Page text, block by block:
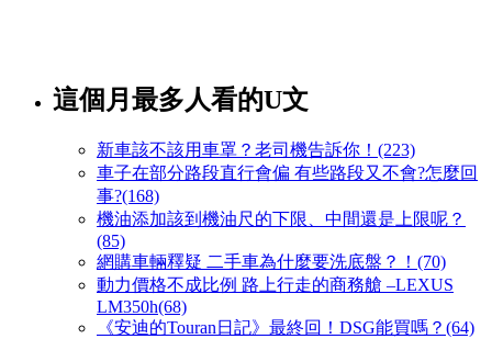
這個月最多人看的U文
新車該不該用車罩？老司機告訴你！(223)
車子在部分路段直行會偏 有些路段又不會?怎麼回
事?(168)
機油添加該到機油尺的下限、中間還是上限呢？
(85)
網購車輛釋疑 二手車為什麼要洗底盤？！(70)
動力價格不成比例 路上行走的商務艙 –LEXUS
LM350h(68)
《安迪的Touran日記》最終回！DSG能買嗎？(64)